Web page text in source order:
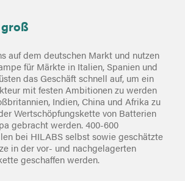
auf dem deutschen Markt und nutzen
für Märkte in Italien, Spanien und
das Geschäft schnell auf, um ein
mit festen Ambitionen zu werden
Indien, China und Afrika zu
Wertschöpfungskette von Batterien
gebracht werden. 400-600
bei HILABS selbst sowie geschätzte
in der vor- und nachgelagerten
geschaffen werden.